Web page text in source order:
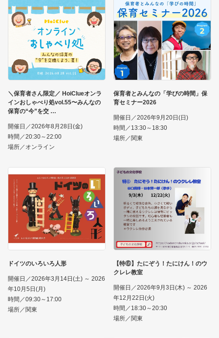
＼保育者さん限定／ HoiClueオンラ
インおしゃべり処vol.55〜みんなの
保育の“今”を交
開催日／2026年8月28日(金)
時間／20:30～22:00
場所／オンライン
保育者とみんなの「学びの時間」保
育セミナー2026
開催日／2026年9月20日(日)
時間／13:30～18:30
場所／関東
ドイツのいろいろ人形
開催日／2026年3月14日(土) ～ 2026
年10月5日(月)
時間／09:30～17:00
場所／関東
【特⑥】たにぞう！たにけん！のウ
クレレ教室
開催日／2026年9月3日(木) ～ 2026
年12月22日(火)
時間／18:30～20:30
場所／関東